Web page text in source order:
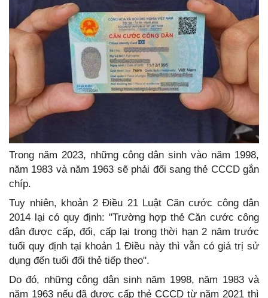
Trong năm 2023, những công dân sinh vào năm 1998,
năm 1983 và năm 1963 sẽ phải đổi sang thẻ CCCD gắn
chíp.
Tuy nhiên, khoản 2 Điều 21 Luật Căn cước công dân
2014 lại có quy định: "Trường hợp thẻ Căn cước công
dân được cấp, đổi, cấp lại trong thời hạn 2 năm trước
tuổi quy định tại khoản 1 Điều này thì vẫn có giá trị sử
dụng đến tuổi đổi thẻ tiếp theo".
Do đó, những công dân sinh năm 1998, năm 1983 và
năm 1963 nếu đã được cấp thẻ CCCD từ năm 2021 thì